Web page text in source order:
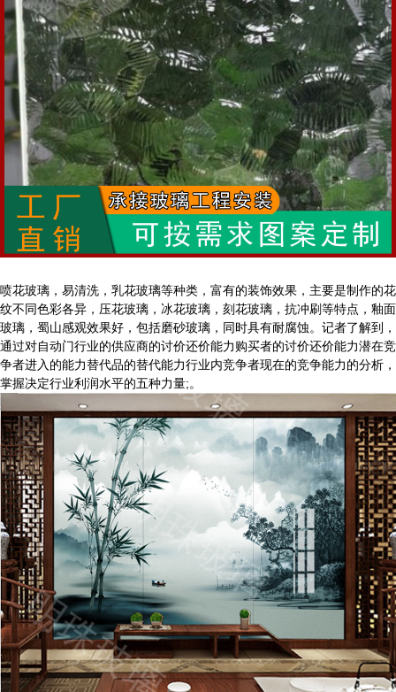
喷花玻璃，易清洗，乳花玻璃等种类，富有的装饰效果，主要是制作的花
纹不同色彩各异，压花玻璃，冰花玻璃，刻花玻璃，抗冲刷等特点，釉面
玻璃，蜀山感观效果好，包括磨砂玻璃，同时具有耐腐蚀。记者了解到，
通过对自动门行业的供应商的讨价还价能力购买者的讨价还价能力潜在竞
争者进入的能力替代品的替代能力行业内竞争者现在的竞争能力的分析，
掌握决定行业利润水平的五种力量;。